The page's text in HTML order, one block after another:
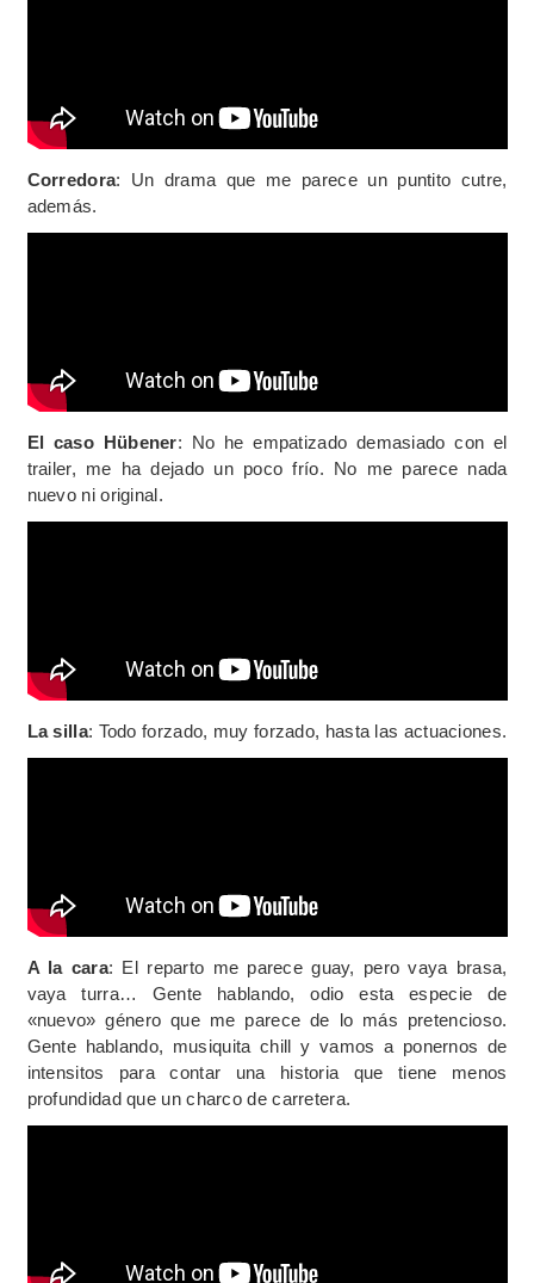
Corredora: Un drama que me parece un puntito cutre,
además.
El caso Hübener: No he empatizado demasiado con el
trailer, me ha dejado un poco frío. No me parece nada
nuevo ni original.
La silla: Todo forzado, muy forzado, hasta las actuaciones.
A la cara: El reparto me parece guay, pero vaya brasa,
vaya turra… Gente hablando, odio esta especie de
«nuevo» género que me parece de lo más pretencioso.
Gente hablando, musiquita chill y vamos a ponernos de
intensitos para contar una historia que tiene menos
profundidad que un charco de carretera.